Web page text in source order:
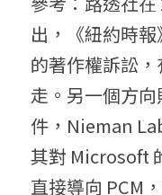
出，《紐約時
的著作權訴訟
走。另一個方
件，Nieman
其對 Microsoft
直接導向 PCM